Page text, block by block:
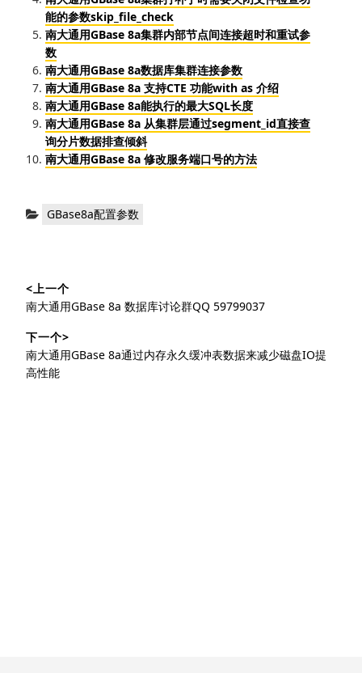
能的参数skip_file_check
南大通用GBase 8a集群内部节点间连接超时和重试参
数
南大通用GBase 8a数据库集群连接参数
南大通用GBase 8a 支持CTE 功能with as 介绍
南大通用GBase 8a能执行的最大SQL长度
南大通用GBase 8a 从集群层通过segment_id直接查
询分片数据排查倾斜
南大通用GBase 8a 修改服务端口号的方法
分
GBase8a配置参数
章
导
航
<上一个
上
文
章：
南大通用GBase 8a 数据库讨论群QQ 59799037
下一个>
下
篇
南大通用GBase 8a通过内存永久缓冲表数据来减少磁盘IO提
高性能